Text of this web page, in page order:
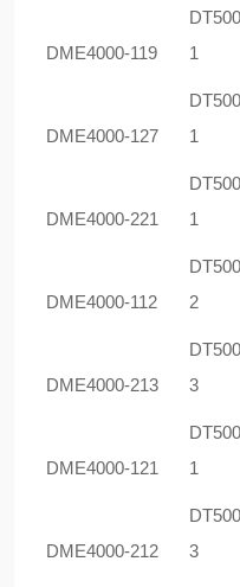
DME4000-119
1
DME4000-127
1
DME4000-221
1
DME4000-112
2
DME4000-213
3
DME4000-121
1
DME4000-212
3